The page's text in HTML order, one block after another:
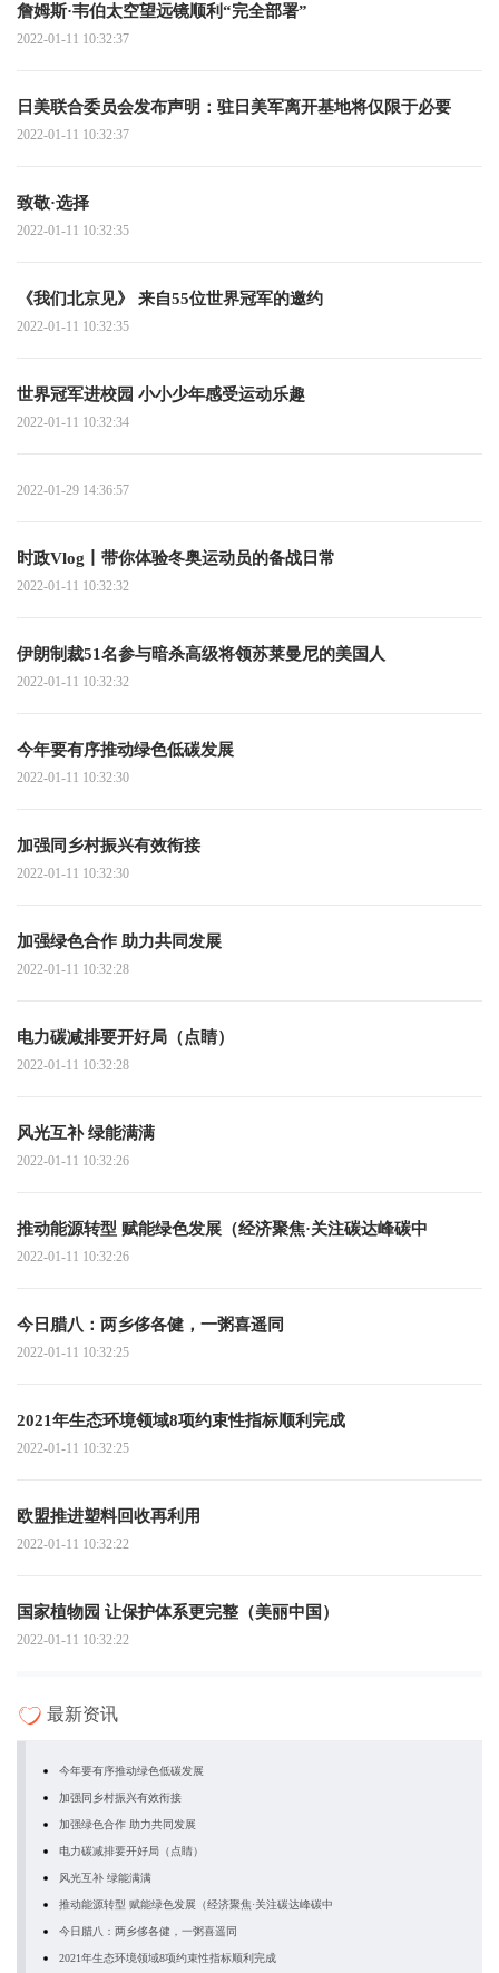
詹姆斯·韦伯太空望远镜顺利“完全部署”
2022-01-11 10:32:37
日美联合委员会发布声明：驻日美军离开基地将仅限于必要
2022-01-11 10:32:37
致敬·选择
2022-01-11 10:32:35
《我们北京见》 来自55位世界冠军的邀约
2022-01-11 10:32:35
世界冠军进校园 小小少年感受运动乐趣
2022-01-11 10:32:34
2022-01-29 14:36:57
时政Vlog丨带你体验冬奥运动员的备战日常
2022-01-11 10:32:32
伊朗制裁51名参与暗杀高级将领苏莱曼尼的美国人
2022-01-11 10:32:32
今年要有序推动绿色低碳发展
2022-01-11 10:32:30
加强同乡村振兴有效衔接
2022-01-11 10:32:30
加强绿色合作 助力共同发展
2022-01-11 10:32:28
电力碳减排要开好局（点睛）
2022-01-11 10:32:28
风光互补 绿能满满
2022-01-11 10:32:26
推动能源转型 赋能绿色发展（经济聚焦·关注碳达峰碳中
2022-01-11 10:32:26
今日腊八：两乡侈各健，一粥喜遥同
2022-01-11 10:32:25
2021年生态环境领域8项约束性指标顺利完成
2022-01-11 10:32:25
欧盟推进塑料回收再利用
2022-01-11 10:32:22
国家植物园 让保护体系更完整（美丽中国）
2022-01-11 10:32:22
最新资讯
今年要有序推动绿色低碳发展
加强同乡村振兴有效衔接
加强绿色合作 助力共同发展
电力碳减排要开好局（点睛）
风光互补 绿能满满
推动能源转型 赋能绿色发展（经济聚焦·关注碳达峰碳中
今日腊八：两乡侈各健，一粥喜遥同
2021年生态环境领域8项约束性指标顺利完成